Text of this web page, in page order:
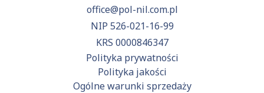
office@pol-nil.com.pl
NIP 526-021-16-99
KRS 0000846347
Polityka prywatności
Polityka jakości
Ogólne warunki sprzedaży